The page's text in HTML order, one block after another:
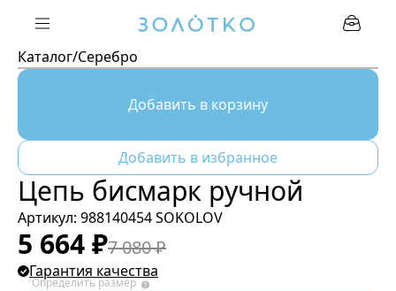
Каталог/Серебро
Цепь бисмарк ручной
Артикул: 988140454 SOKOLOV
5 664₽7 080₽
Гарантия качества
Определить размер
Добавить в корзину
Добавить в избранное